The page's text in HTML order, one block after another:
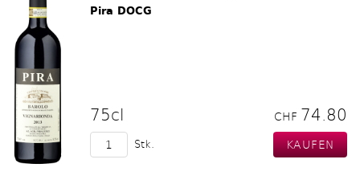
Pira DOCG
75cl CHF 74.80
Stk.